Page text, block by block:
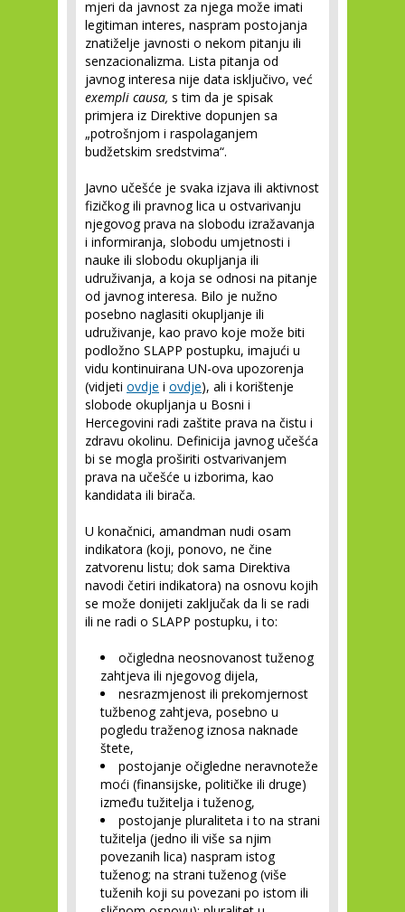
mjeri da javnost za njega može imati
legitiman interes, naspram postojanja
znatiželje javnosti o nekom pitanju ili
senzacionalizma. Lista pitanja od
javnog interesa nije data isključivo, već
exempli causa, s tim da je spisak
primjera iz Direktive dopunjen sa
„potrošnjom i raspolaganjem
budžetskim sredstvima“.
Javno učešće je svaka izjava ili aktivnost
fizičkog ili pravnog lica u ostvarivanju
njegovog prava na slobodu izražavanja
i informiranja, slobodu umjetnosti i
nauke ili slobodu okupljanja ili
udruživanja, a koja se odnosi na pitanje
od javnog interesa. Bilo je nužno
posebno naglasiti okupljanje ili
udruživanje, kao pravo koje može biti
podložno SLAPP postupku, imajući u
vidu kontinuirana UN-ova upozorenja
(vidjeti ovdje i ovdje), ali i korištenje
slobode okupljanja u Bosni i
Hercegovini radi zaštite prava na čistu i
zdravu okolinu. Definicija javnog učešća
bi se mogla proširiti ostvarivanjem
prava na učešće u izborima, kao
kandidata ili birača.
U konačnici, amandman nudi osam
indikatora (koji, ponovo, ne čine
zatvorenu listu; dok sama Direktiva
navodi četiri indikatora) na osnovu kojih
se može donijeti zaključak da li se radi
ili ne radi o SLAPP postupku, i to:
očigledna neosnovanost tuženog
zahtjeva ili njegovog dijela,
nesrazmjenost ili prekomjernost
tužbenog zahtjeva, posebno u
pogledu traženog iznosa naknade
štete,
postojanje očigledne neravnoteže
moći (finansijske, političke ili druge)
između tužitelja i tuženog,
postojanje pluraliteta i to na strani
tužitelja (jedno ili više sa njim
povezanih lica) naspram istog
tuženog; na strani tuženog (više
tuženih koji su povezani po istom ili